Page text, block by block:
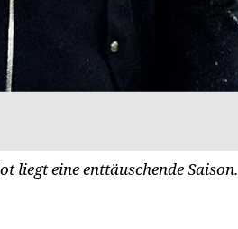
liegt eine enttäuschende Saison.